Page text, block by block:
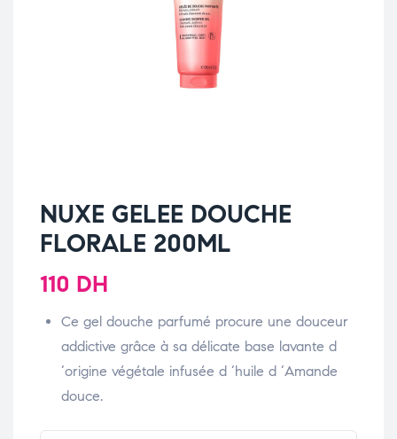
NUXE GELEE DOUCHE
FLORALE 200ML
110 DH
Ce gel douche parfumé procure une douceur
addictive grâce à sa délicate base lavante d
‘origine végétale infusée d ‘huile d ‘Amande
douce.